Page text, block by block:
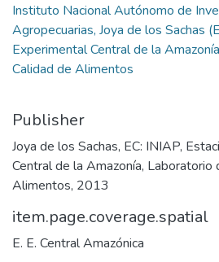
Instituto Nacional Autónomo de
Agropecuarias, Joya de los Sachas
Experimental Central de la
Calidad de Alimentos
Publisher
Joya de los Sachas, EC: INIAP,
Central de la Amazonía, Laboratorio
Alimentos, 2013
item.page.coverage.spatial
E. E. Central Amazónica